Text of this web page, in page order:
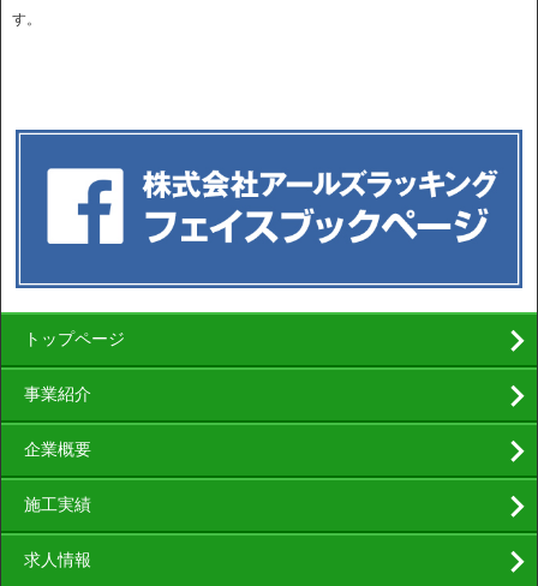
す。
トップページ
事業紹介
企業概要
施工実績
求人情報